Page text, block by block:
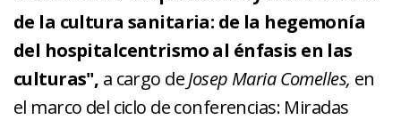
de la cultura sanitaria: de la hegemonía
del hospitalcentrismo al énfasis en las
culturas", a cargo deJosep Maria Comelles, en
el marco del ciclo de conferencias: Miradas